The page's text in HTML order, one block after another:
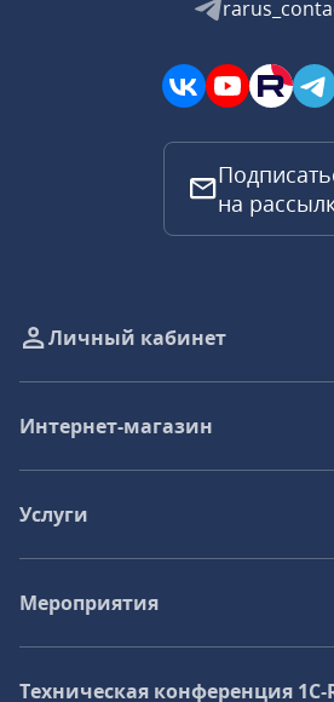
на
Личный кабинет
Интернет-магазин
Услуги
Мероприятия
Техническая конференция